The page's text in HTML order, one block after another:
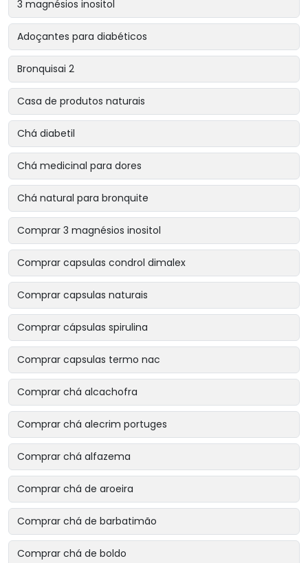
3 magnésios inositol
Adoçantes para diabéticos
Bronquisai 2
Casa de produtos naturais
Chá diabetil
Chá medicinal para dores
Chá natural para bronquite
Comprar 3 magnésios inositol
Comprar capsulas condrol dimalex
Comprar capsulas naturais
Comprar cápsulas spirulina
Comprar capsulas termo nac
Comprar chá alcachofra
Comprar chá alecrim portuges
Comprar chá alfazema
Comprar chá de aroeira
Comprar chá de barbatimão
Comprar chá de boldo